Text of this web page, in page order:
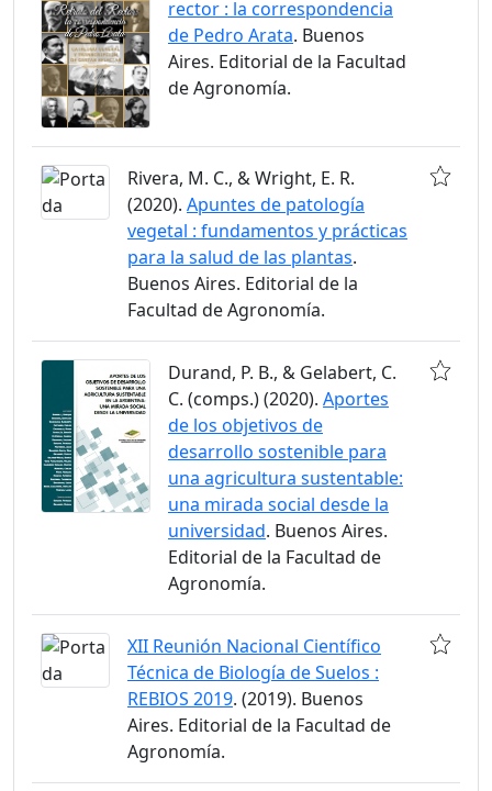
rector : la correspondencia
de Pedro Arata. Buenos
Aires. Editorial de la Facultad
de Agronomía.
Rivera, M. C., & Wright, E. R.
(2020). Apuntes de patología
vegetal : fundamentos y prácticas
para la salud de las plantas.
Buenos Aires. Editorial de la
Facultad de Agronomía.
Durand, P. B., & Gelabert, C.
C. (comps.) (2020). Aportes
de los objetivos de
desarrollo sostenible para
una agricultura sustentable:
una mirada social desde la
universidad. Buenos Aires.
Editorial de la Facultad de
Agronomía.
XII Reunión Nacional Científico
Técnica de Biología de Suelos :
REBIOS 2019. (2019). Buenos
Aires. Editorial de la Facultad de
Agronomía.